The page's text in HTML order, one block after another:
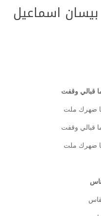
اسماعيل
قبالي وقفت
ضهرك ملت
قبالي وقفت
ضهرك ملت